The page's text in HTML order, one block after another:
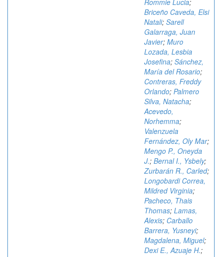
Rommie Lucia;
Briceño Caveda, Elsi
Natali; Sarell
Galarraga, Juan
Javier; Muro
Lozada, Lesbia
Josefina; Sánchez,
María del Rosario;
Contreras, Freddy
Orlando; Palmero
Silva, Natacha;
Acevedo,
Norhemma;
Valenzuela
Fernández, Oly Mar;
Mengo P., Oneyda
J.; Bernal I., Ysbely;
Zurbarán R., Carled;
Longobardi Correa,
Mildred Virginia;
Pacheco, Thais
Thomas; Lamas,
Alexis; Carballo
Barrera, Yusneyi;
Magdalena, Miguel;
Dexi E., Azuaje H.;